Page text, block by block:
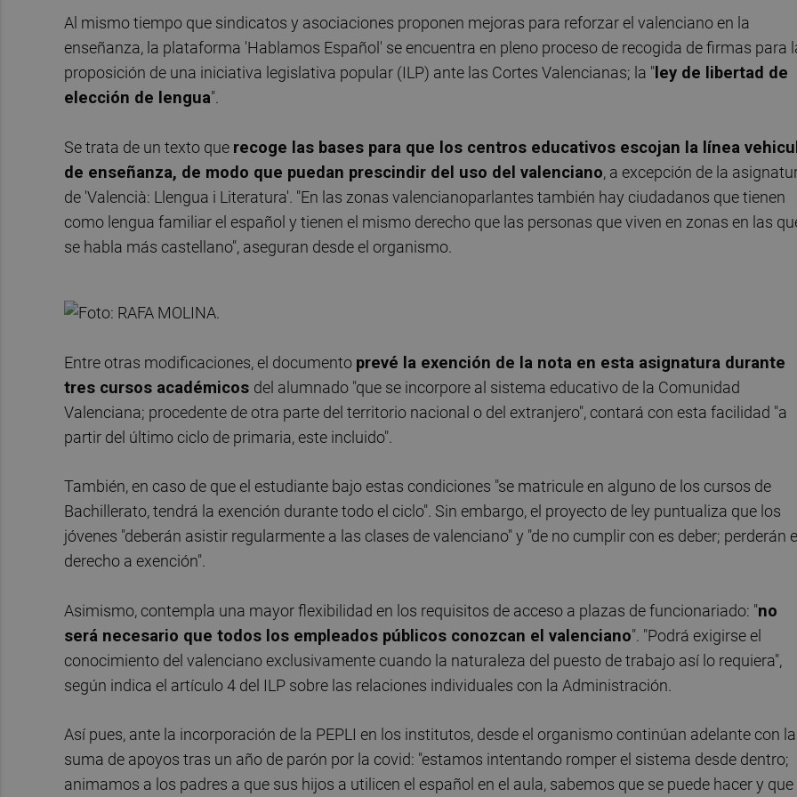
Al mismo tiempo que sindicatos y asociaciones proponen mejoras para reforzar el valenciano en la
enseñanza, la plataforma 'Hablamos Español' se encuentra en pleno proceso de recogida de firmas para
proposición de una iniciativa legislativa popular (ILP) ante las Cortes Valencianas; la " ley de libertad de
elección de lengua".
Se trata de un texto que recoge las bases para que los centros educativos escojan la línea
de enseñanza, de modo que puedan prescindir del uso del valenciano, a excepción de la
de 'Valencià: Llengua i Literatura'. "En las zonas valencianoparlantes también hay ciudadanos que tienen
como lengua familiar el español y tienen el mismo derecho que las personas que viven en zonas en las
se habla más castellano", aseguran desde el organismo.
Entre otras modificaciones, el documento prevé la exención de la nota en esta asignatura durante
tres cursos académicos del alumnado "que se incorpore al sistema educativo de la Comunidad
Valenciana; procedente de otra parte del territorio nacional o del extranjero", contará con esta facilidad "a
partir del último ciclo de primaria, este incluido".
También, en caso de que el estudiante bajo estas condiciones "se matricule en alguno de los cursos de
Bachillerato, tendrá la exención durante todo el ciclo". Sin embargo, el proyecto de ley puntualiza que los
jóvenes "deberán asistir regularmente a las clases de valenciano" y "de no cumplir con es deber; perderán el
derecho a exención".
Asimismo, contempla una mayor flexibilidad en los requisitos de acceso a plazas de funcionariado: "no
será necesario que todos los empleados públicos conozcan el valenciano". "Podrá exigirse el
conocimiento del valenciano exclusivamente cuando la naturaleza del puesto de trabajo así lo requiera",
según indica el artículo 4 del ILP sobre las relaciones individuales con la Administración.
Así pues, ante la incorporación de la PEPLI en los institutos, desde el organismo continúan adelante con la
suma de apoyos tras un año de parón por la covid: "estamos intentando romper el sistema desde dentro;
animamos a los padres a que sus hijos a utilicen el español en el aula, sabemos que se puede hacer y que